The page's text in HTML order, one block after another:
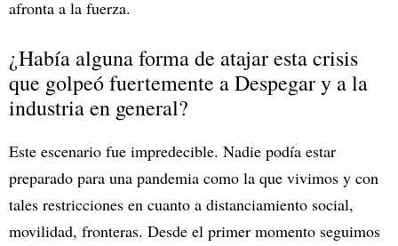
afronta a la fuerza.
¿Había alguna forma de atajar esta crisis
que golpeó fuertemente a Despegar y a la
industria en general?
Este escenario fue impredecible. Nadie podía estar
preparado para una pandemia como la que vivimos y con
tales restricciones en cuanto a distanciamiento social,
movilidad, fronteras. Desde el primer momento seguimos